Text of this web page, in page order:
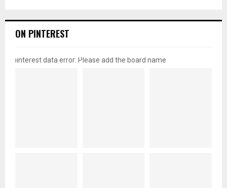
ON PINTEREST
pinterest data error: Please add the board name